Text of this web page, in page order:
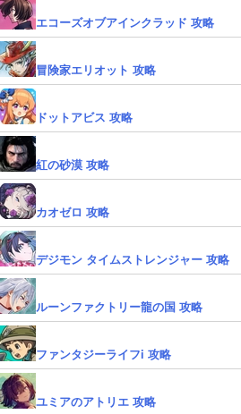
エコーズオブアインクラッド 攻略
冒険家エリオット 攻略
ドットアビス 攻略
紅の砂漠 攻略
カオゼロ 攻略
デジモン タイムストレンジャー 攻略
ルーンファクトリー龍の国 攻略
ファンタジーライフi 攻略
ユミアのアトリエ 攻略